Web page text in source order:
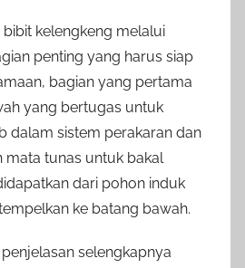
kelengkeng melalui
penting yang harus siap
bagian yang pertama
yang bertugas untuk
dalam sistem perakaran dan
mata tunas untuk bakal
dari pohon induk
ke batang bawah.
selengkapnya